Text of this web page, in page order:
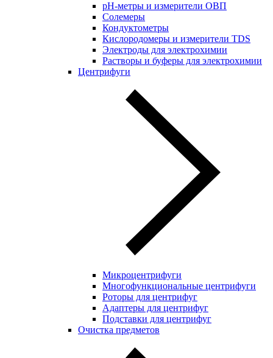
pH-метры и измерители ОВП
Солемеры
Кондуктометры
Кислородомеры и измерители TDS
Электроды для электрохимии
Растворы и буферы для электрохимии
Центрифуги
Микроцентрифуги
Многофункциональные центрифуги
Роторы для центрифуг
Адаптеры для центрифуг
Подставки для центрифуг
Очистка предметов